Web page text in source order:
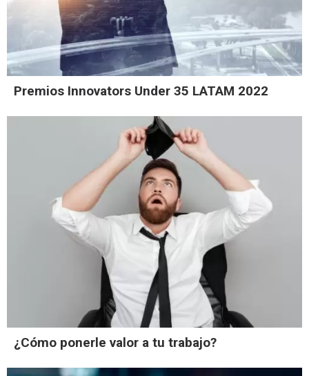
Premios Innovators Under 35 LATAM 2022
¿Cómo ponerle valor a tu trabajo?